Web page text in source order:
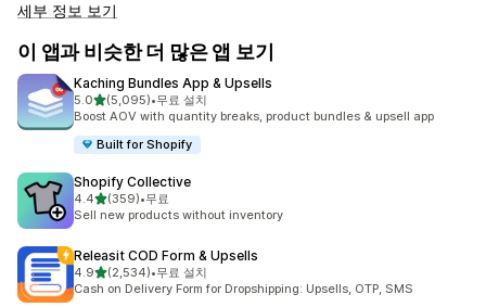
세부 정보 보기
이 앱과 비슷한 더 많은 앱 보기
Kaching Bundles App & Upsells
5.0별 5개 중
(5,095)
총 리뷰 5095개
•무료 설치
Boost AOV with quantity breaks, product bundles & upsell app
Built for Shopify
Shopify Collective
4.4별 5개 중
(359)
총 리뷰 359개
•무료
Sell new products without inventory
Releasit COD Form & Upsells
4.9별 5개 중
(2,534)
총 리뷰 2534개
•무료 설치
Cash on Delivery Form for Dropshipping: Upsells, OTP, SMS